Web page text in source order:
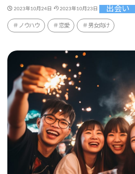
2023年10月24日 2023年10月23日 出会い
ノウハウ 恋愛 男女向け